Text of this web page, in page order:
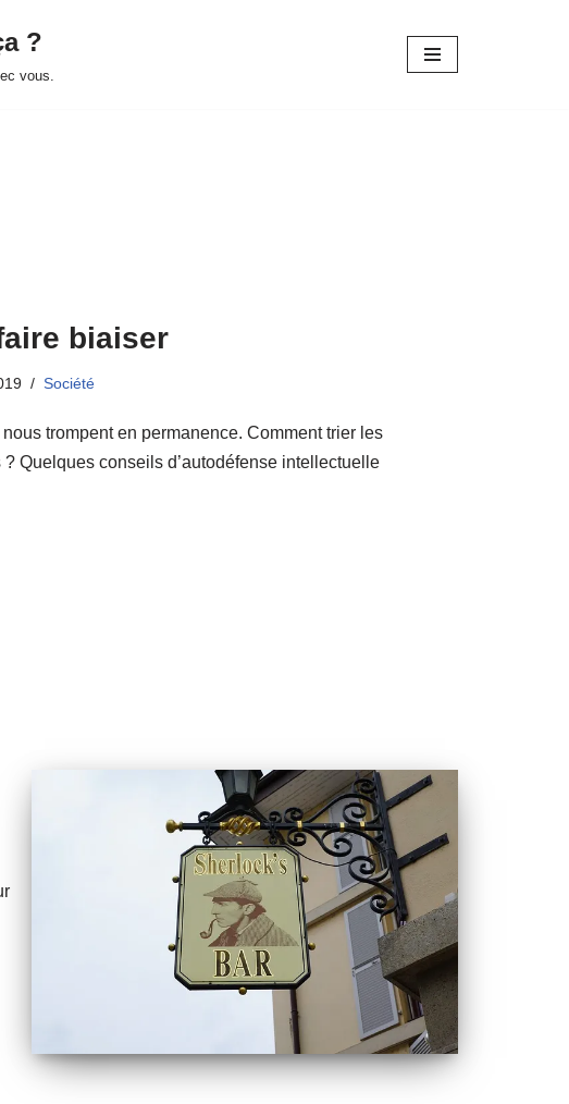
?
vous.
biaiser
Société
trompent en permanence. Comment trier les
Quelques conseils d’autodéfense intellectuelle